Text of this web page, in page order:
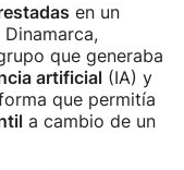
en un
que generaba
artificial (IA) y
que permitía
a cambio de un